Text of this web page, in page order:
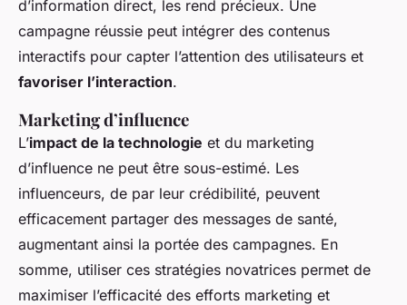
d’information direct, les rend précieux. Une
campagne réussie peut intégrer des contenus
interactifs pour capter l’attention des utilisateurs et
favoriser l’interaction.
Marketing d’influence
L’impact de la technologie et du marketing
d’influence ne peut être sous-estimé. Les
influenceurs, de par leur crédibilité, peuvent
efficacement partager des messages de santé,
augmentant ainsi la portée des campagnes. En
somme, utiliser ces stratégies novatrices permet de
maximiser l’efficacité des efforts marketing et